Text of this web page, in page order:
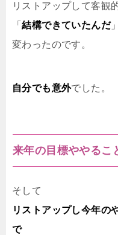
リストアップして客観
「結構できていたんだ
変わったのです。
自分でも意外でした。
来年の目標ややるこ
そして
リストアップし今年の
で